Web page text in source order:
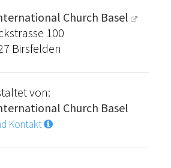
Church Basel
100
Birsfelden
von:
Church Basel
Kontakt